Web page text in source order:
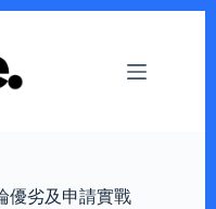
優劣及申請實戰